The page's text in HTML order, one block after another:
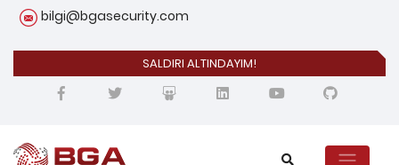
bilgi@bgasecurity.com
SALDIRI ALTINDAYIM!